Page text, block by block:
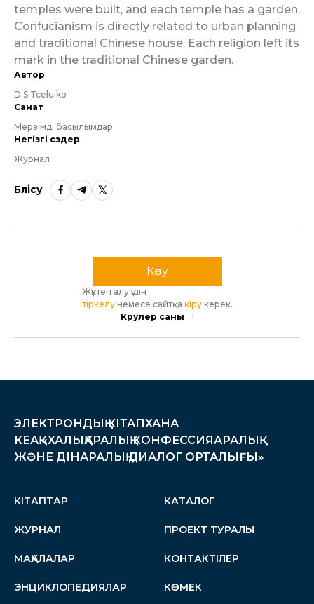
temples were built, and each temple has a garden.
Confucianism is directly related to urban planning
and traditional Chinese house. Each religion left its
mark in the traditional Chinese garden.
Автор
D S Tceluiko
Санат
Мерзімді басылымдар
Негізгі сөздер
Журнал
Бөлісу
Көру
Жүктеп алу үшін
тіркелунемесе сайтқа кірукерек.
Көрулер саны
1
ЭЛЕКТРОНДЫҚ КІТАПХАНА
КЕАҚ «ХАЛЫҚАРАЛЫҚ КОНФЕССИЯАРАЛЫҚ
ЖӘНЕ ДІНАРАЛЫҚ ДИАЛОГ ОРТАЛЫҒЫ»
КІТАПТАР
ЖУРНАЛ
МАҚАЛАЛАР
ЭНЦИКЛОПЕДИЯЛАР
КАТАЛОГ
ПРОЕКТ ТУРАЛЫ
КОНТАКТІЛЕР
КӨМЕК